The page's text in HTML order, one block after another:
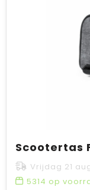
Scootertas
Vrijdag 21
5314 op